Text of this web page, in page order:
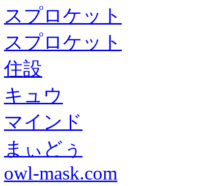
スプロケット
スプロケット
住設
キュウ
マインド
まぃどぅ
owl-mask.com